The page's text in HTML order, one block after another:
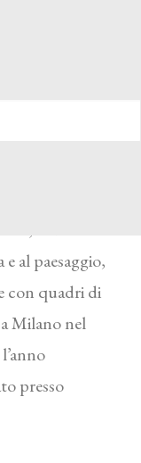
di
Atrio
indirizzata
al paesaggio,
con quadri di
a Milano nel
presso